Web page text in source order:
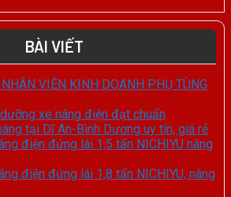
BÀI VIẾT
VIÊN KINH DOANH PHỤ TÙNG
xe nâng điện đạt chuẩn
tại Dĩ An-Bình Dương uy tín, giá rẻ
điện đứng lái 1,5 tấn NICHIYU nâng
điện đứng lái 1,8 tấn NICHIYU, nâng